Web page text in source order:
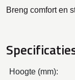
Breng comfort en
Hoogte (mm):